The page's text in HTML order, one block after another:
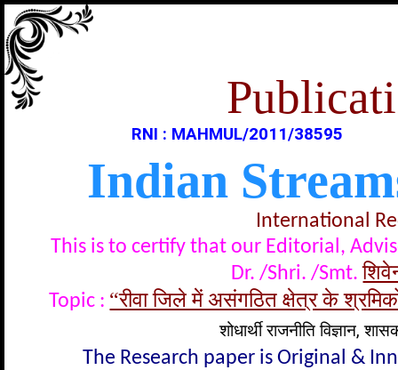
RNI : MAHMUL/2011/38595
Indian
International
This is to certify that our Editorial,
Dr. /Shri. /Smt.
Topic : “रीवा जिले में असंगठित क्षेत्र के
शोधार्थी राजनीति विज्ञान,
The Research paper is Original &